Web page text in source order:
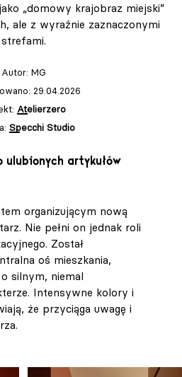
„domowy krajobraz miejski”
ale z wyraźnie zaznaczonymi
strefami.
Autor: MG
29.04.2026
Atelierzero
Specchi Studio
ulubionych artykułów
organizującym nową
Nie pełni on jednak roli
Został
oś mieszkania,
silnym, niemal
Intensywne kolory i
że przyciąga uwagę i